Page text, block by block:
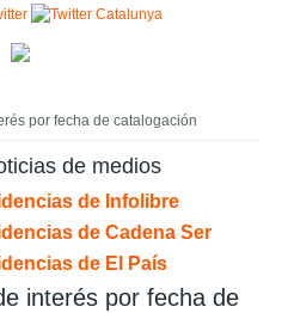
por fecha de catalogación
de medios
de Infolibre
de Cadena Ser
de El País
interés por fecha de